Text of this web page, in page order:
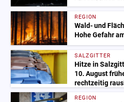
REGION
Wald- und
Hohe Gefahr
SALZGITTER
Hitze in
10. August
rechtzeitig
REGION